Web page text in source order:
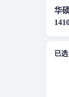
华
已选